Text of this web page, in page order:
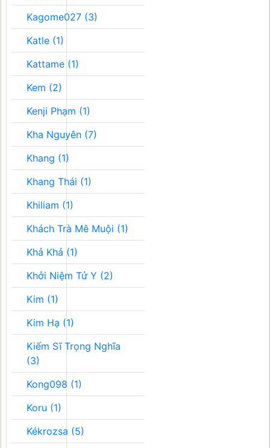
Kagome027 (3)
Katle (1)
Kattame (1)
Kem (2)
Kenji Phạm (1)
Kha Nguyên (7)
Khang (1)
Khang Thái (1)
Khiliam (1)
Khách Trà Mê Muội (1)
Khả Khả (1)
Khởi Niệm Tử Y (2)
Kim (1)
Kim Hạ (1)
Kiếm Sĩ Trọng Nghĩa
(3)
Kong098 (1)
Koru (1)
Kékrozsa (5)